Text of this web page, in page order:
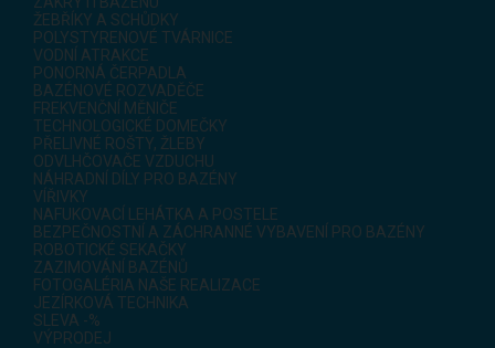
ŽEBŘÍKY A SCHŮDKY
POLYSTYRENOVÉ TVÁRNICE
VODNÍ ATRAKCE
PONORNÁ ČERPADLA
BAZÉNOVÉ ROZVADĚČE
FREKVENČNÍ MĚNIČE
TECHNOLOGICKÉ DOMEČKY
PŘELIVNÉ ROŠTY, ŽLEBY
ODVLHČOVAČE VZDUCHU
NÁHRADNÍ DÍLY PRO BAZÉNY
VÍŘIVKY
NAFUKOVACÍ LEHÁTKA A POSTELE
BEZPEČNOSTNÍ A ZÁCHRANNÉ VYBAVENÍ PRO BAZÉNY
ROBOTICKÉ SEKAČKY
ZAZIMOVÁNÍ BAZÉNŮ
FOTOGALÉRIA NAŠE REALIZACE
JEZÍRKOVÁ TECHNIKA
SLEVA -%
VÝPRODEJ